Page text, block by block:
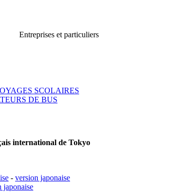
Entreprises et particuliers
SCOLAIRES
DE BUS
international de Tokyo
- version japonaise
japonaise